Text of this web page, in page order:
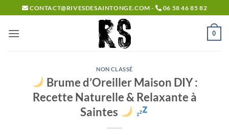
Passer
au
contenu
CONTACT@RIVESDESAINTONGE.COM - 06 58 46 85 82
0
NON CLASSÉ
Brume d’Oreiller Maison DIY :
Recette Naturelle & Relaxante à
Saintes